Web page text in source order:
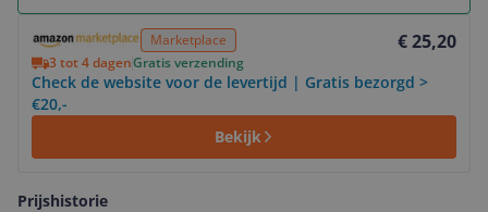
Marketplace € 25,20
3 tot 4 dagenGratis verzending
Check de website voor de levertijd | Gratis bezorgd >
€20,-
Bekijk
Prijshistorie